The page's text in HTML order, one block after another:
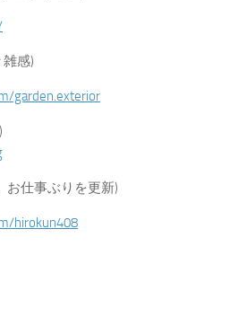
雑感)
garden.exterior
お仕事ぶりを更新)
hirokun408